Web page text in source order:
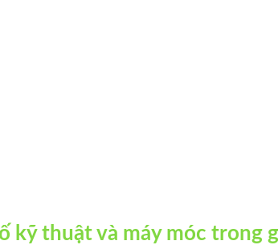
kỹ thuật và máy móc trong